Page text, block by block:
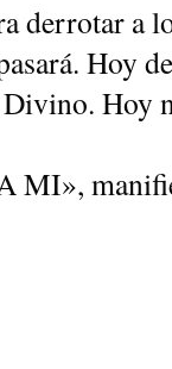
derrotar a
Hoy
Hoy